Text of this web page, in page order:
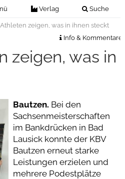
Verlag Suche
Ausgaben
zeigen, was in ihnen steckt
Info & Kommentare
zeigen, was in
Bautzen. Bei den
Sachsenmeisterschaften
im Bankdrücken in Bad
Lausick konnte der KBV
Bautzen erneut starke
Leistungen erzielen und
mehrere Podestplätze